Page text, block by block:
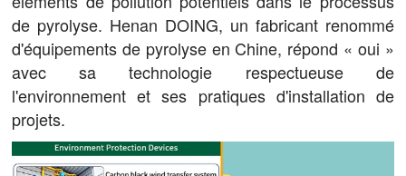
de pyrolyse. Henan DOING, un fabricant renommé
d'équipements de pyrolyse en Chine, répond « oui »
avec sa technologie respectueuse de
l'environnement et ses pratiques d'installation de
projets.